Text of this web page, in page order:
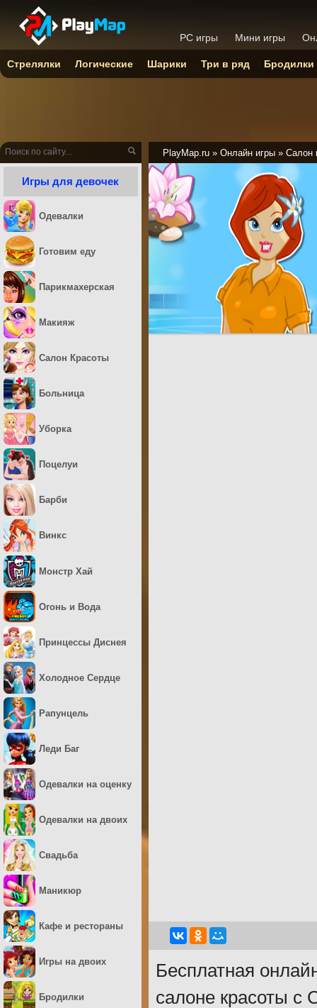
PlayMap.ru » Онлайн игры » Салон
Бесплатная
салоне красоты с
Игры для девочек
Одевалки
Готовим еду
Парикмахерская
Макияж
Салон Красоты
Больница
Уборка
Поцелуи
Барби
Винкс
Монстр Хай
Огонь и Вода
Принцессы Диснея
Холодное Сердце
Рапунцель
Леди Баг
Одевалки на оценку
Одевалки на двоих
Свадьба
Маникюр
Кафе и рестораны
Игры на двоих
Бродилки
PC игры Мини игры
Стрелялки Логические Шарики Три в ряд Бродилки